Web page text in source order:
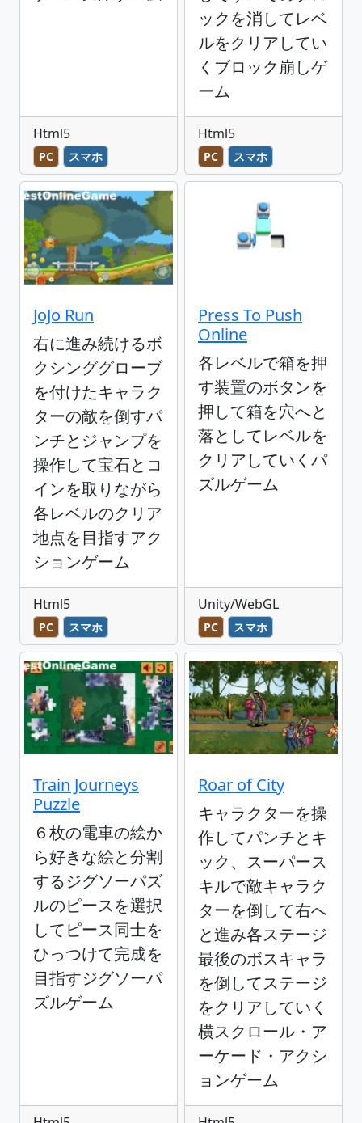
Html5
PC スマホ
ックを消してレベ
ルをクリアしてい
くブロック崩しゲ
ーム
Html5
PC スマホ
JoJo Run
右に進み続けるボ
クシンググローブ
を付けたキャラク
ターの敵を倒すパ
ンチとジャンプを
操作して宝石とコ
インを取りながら
各レベルのクリア
地点を目指すアク
ションゲーム
Html5
PC スマホ
Press To Push
Online
各レベルで箱を押
す装置のボタンを
押して箱を穴へと
落としてレベルを
クリアしていくパ
ズルゲーム
Unity/WebGL
PC スマホ
Train Journeys
Puzzle
６枚の電車の絵か
ら好きな絵と分割
するジグソーパズ
ルのピースを選択
してピース同士を
ひっつけて完成を
目指すジグソーパ
ズルゲーム
Roar of City
キャラクターを操
作してパンチとキ
ック、スーパース
キルで敵キャラク
ターを倒して右へ
と進み各ステージ
最後のボスキャラ
を倒してステージ
をクリアしていく
横スクロール・ア
ーケード・アクシ
ョンゲーム